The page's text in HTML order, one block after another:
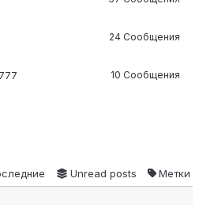
24 Сообщения
10 Сообщения
Unread posts Метки